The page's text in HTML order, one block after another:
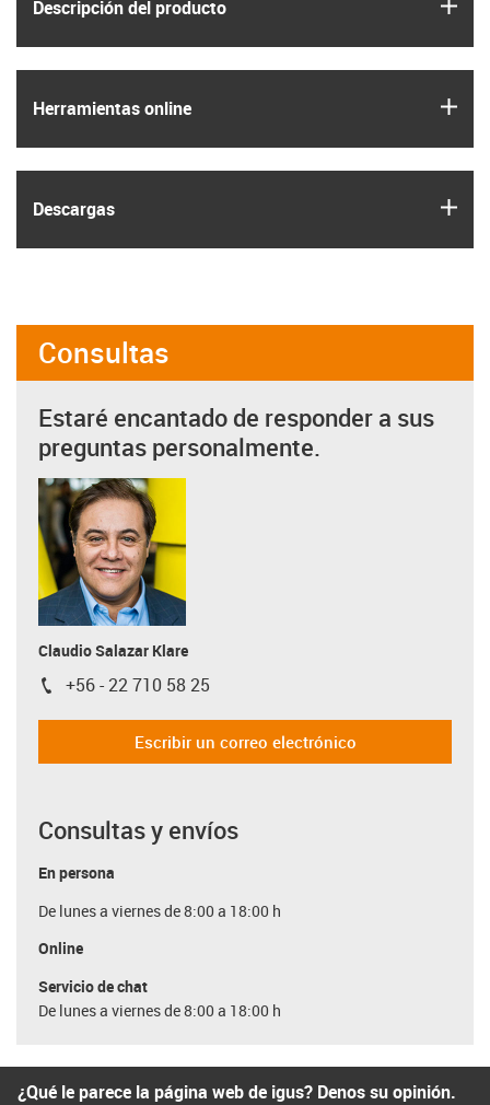
Descripción del producto
Herramientas online
Descargas
Consultas
Estaré encantado de responder a sus
preguntas personalmente.
Claudio Salazar Klare
igus-icon-phone
+56 - 22 710 58 25
Escribir un correo electrónico
Consultas y envíos
En persona
De lunes a viernes de 8:00 a 18:00 h
Online
Servicio de chat
De lunes a viernes de 8:00 a 18:00 h
¿Qué le parece la página web de igus? Denos su opinión.